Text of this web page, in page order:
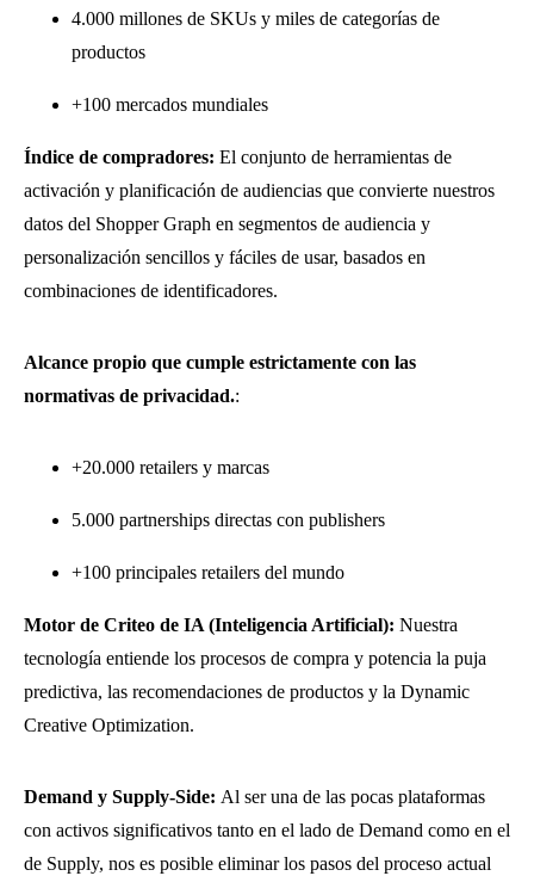
4.000 millones de SKUs y miles de categorías de
productos
+100 mercados mundiales
Índice de compradores: El conjunto de herramientas de
activación y planificación de audiencias que convierte nuestros
datos del Shopper Graph en segmentos de audiencia y
personalización sencillos y fáciles de usar, basados en
combinaciones de identificadores.
Alcance propio que cumple estrictamente con las
normativas de privacidad.:
+20.000 retailers y marcas
5.000 partnerships directas con publishers
+100 principales retailers del mundo
Motor de Criteo de IA (Inteligencia Artificial): Nuestra
tecnología entiende los procesos de compra y potencia la puja
predictiva, las recomendaciones de productos y la Dynamic
Creative Optimization.
Demand y Supply-Side: Al ser una de las pocas plataformas
con activos significativos tanto en el lado de Demand como en el
de Supply, nos es posible eliminar los pasos del proceso actual